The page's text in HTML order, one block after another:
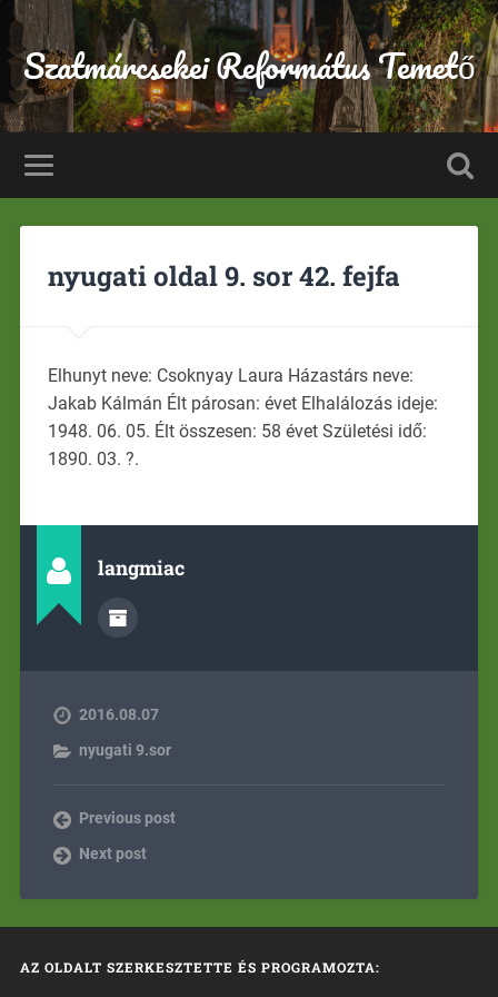
Szatmárcsekei Református Temető
nyugati oldal 9. sor 42. fejfa
Elhunyt neve: Csoknyay Laura Házastárs neve:
Jakab Kálmán Élt párosan: évet Elhalálozás ideje:
1948. 06. 05. Élt összesen: 58 évet Születési idő:
1890. 03. ?.
langmiac
2016.08.07
nyugati 9.sor
Previous post
Next post
AZ OLDALT SZERKESZTETTE ÉS PROGRAMOZTA: